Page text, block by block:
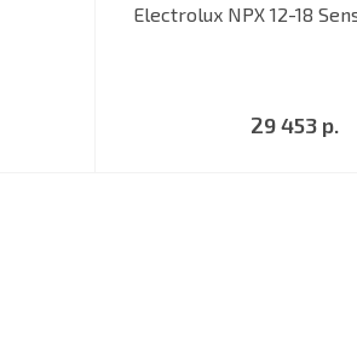
Electrolux NPX 12-18
29 453 р.